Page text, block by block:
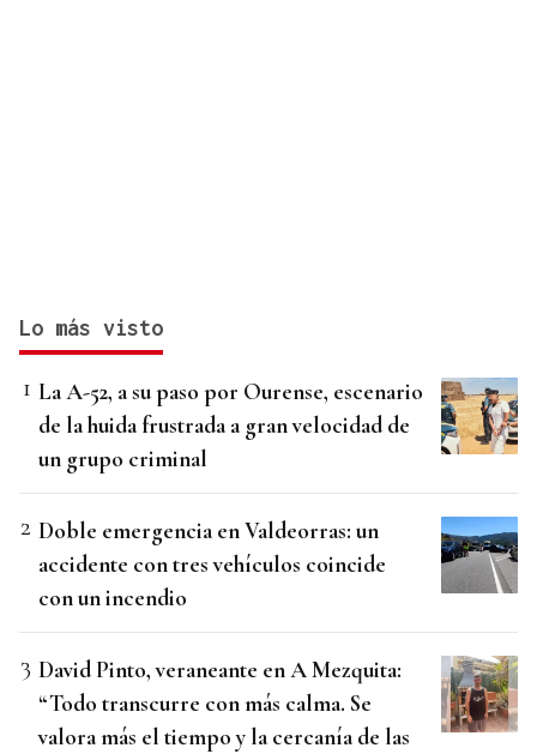
Lo más visto
La A-52, a su paso por Ourense, escenario
de la huida frustrada a gran velocidad de
un grupo criminal
Doble emergencia en Valdeorras: un
accidente con tres vehículos coincide
con un incendio
David Pinto, veraneante en A Mezquita:
“Todo transcurre con más calma. Se
valora más el tiempo y la cercanía de las